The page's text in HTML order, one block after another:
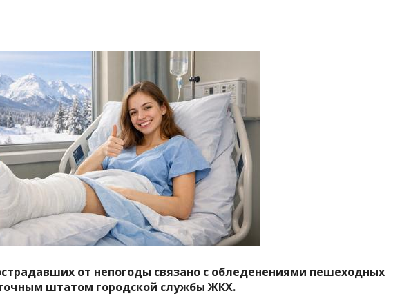
от непогоды связано с обледенениями пешеходных
штатом городской службы ЖКХ.